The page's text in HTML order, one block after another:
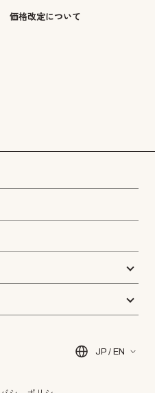
価格改定について
JP / EN